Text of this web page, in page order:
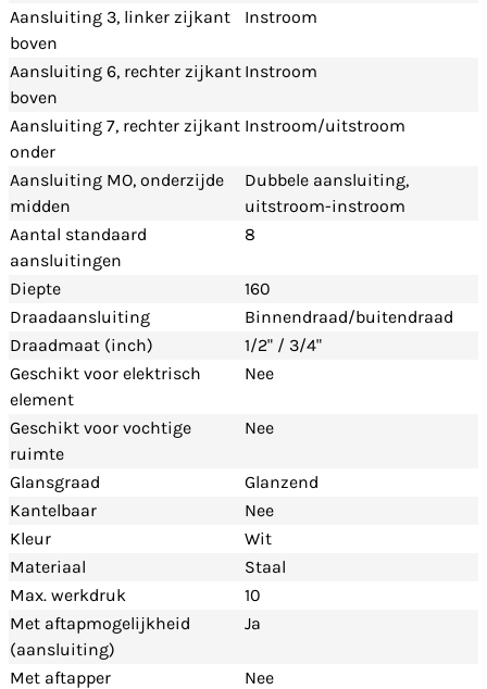
Aansluiting 3, linker zijkant
boven
Instroom
Aansluiting 6, rechter zijkant
boven
Instroom
Aansluiting 7, rechter zijkant
onder
Instroom/uitstroom
Aansluiting MO, onderzijde
midden
Dubbele aansluiting,
uitstroom-instroom
Aantal standaard
aansluitingen
8
Diepte
160
Draadaansluiting
Binnendraad/buitendraad
Draadmaat (inch)
1/2" / 3/4"
Geschikt voor elektrisch
element
Nee
Geschikt voor vochtige
ruimte
Nee
Glansgraad
Glanzend
Kantelbaar
Nee
Kleur
Wit
Materiaal
Staal
Max. werkdruk
10
Met aftapmogelijkheid
(aansluiting)
Ja
Met aftapper
Nee